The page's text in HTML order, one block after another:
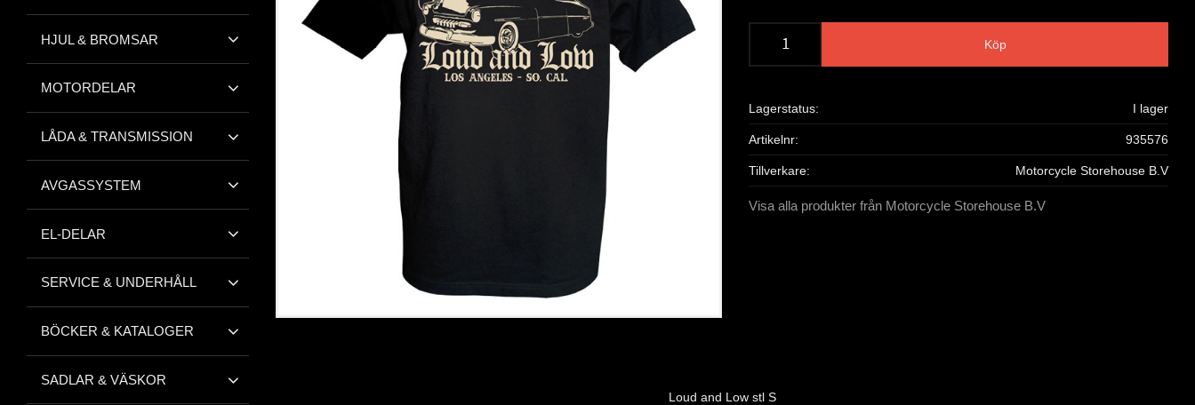
Köp
Lagerstatus I lager
Artikelnr 935576
Tillverkare Motorcycle Storehouse B.V
Visa alla produkter från Motorcycle Storehouse B.V
Loud and Low stl S
HJUL & BROMSAR
MOTORDELAR
LÅDA & TRANSMISSION
AVGASSYSTEM
EL-DELAR
SERVICE & UNDERHÅLL
BÖCKER & KATALOGER
SADLAR & VÄSKOR